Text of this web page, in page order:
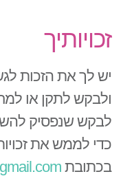
זכויותיך
יש לך את הזכות
ולבקש לתקן או
לבקש שנפסיק
כדי לממש את
בכתובת